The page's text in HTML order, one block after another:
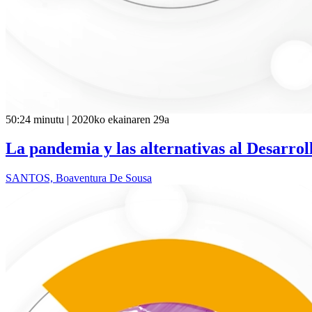
50:24 minutu | 2020ko ekainaren 29a
La pandemia y las alternativas al
SANTOS, Boaventura De Sousa